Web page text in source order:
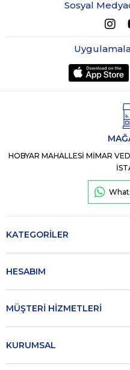
Sosyal
HOBYAR MAHALLESİ MİMAR
KATEGORİLER
HESABIM
MÜŞTERİ HİZMETLERİ
KURUMSAL